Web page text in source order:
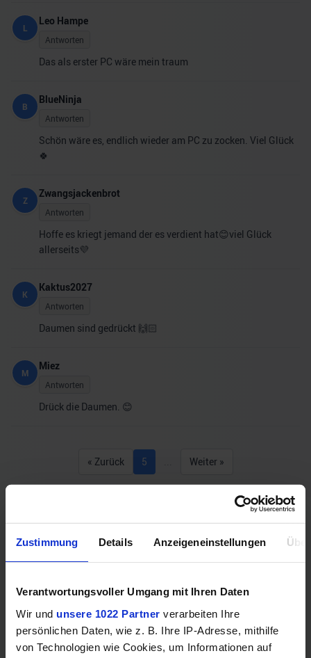
Zustimmung Details Anzeigeneinstellungen
Verantwortungsvoller Umgang mit Ihren Daten
Wir und unsere 1022 Partner verarbeiten Ihre
persönlichen Daten, wie z. B. Ihre IP-Adresse, mithilfe
von Technologien wie Cookies, um Informationen auf
L
Leo Hampe
Antworten
Das als erster PC wäre mein traum
B
BlueNinja
Antworten
Schön wäre es, endlich wieder am PC zu zocken. Viel Glück
🍀
Z
Zwangsjackenbrot
Antworten
Hoffe es kriegt jemand der es verdient hat😊viel Glück
allerseits💜
K
Kaktus2027
Antworten
Daumen sind gedrückt 🙌🏻
M
Miez
Antworten
Drück die Daumen. 😊
« Zurück 5 Weiter »
Könnte dich auch interessieren